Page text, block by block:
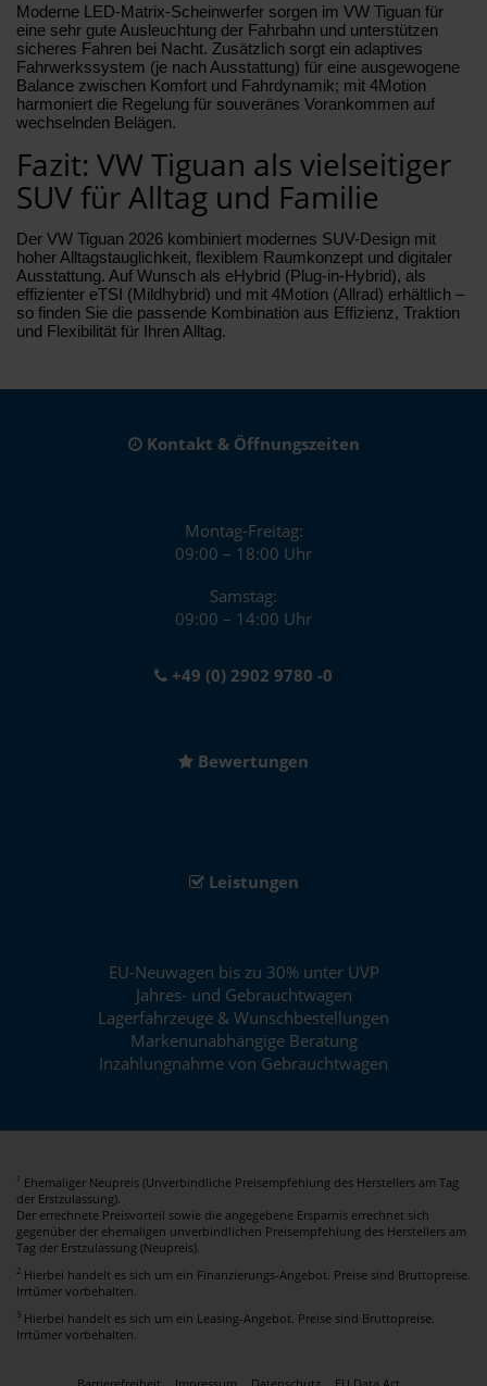
Moderne LED-Matrix-Scheinwerfer sorgen im VW Tiguan für
eine sehr gute Ausleuchtung der Fahrbahn und unterstützen
sicheres Fahren bei Nacht. Zusätzlich sorgt ein adaptives
Fahrwerkssystem (je nach Ausstattung) für eine ausgewogene
Balance zwischen Komfort und Fahrdynamik; mit 4Motion
harmoniert die Regelung für souveränes Vorankommen auf
wechselnden Belägen.
Fazit: VW Tiguan als vielseitiger
SUV für Alltag und Familie
Der VW Tiguan 2026 kombiniert modernes SUV-Design mit
hoher Alltagstauglichkeit, flexiblem Raumkonzept und digitaler
Ausstattung. Auf Wunsch als eHybrid (Plug-in-Hybrid), als
effizienter eTSI (Mildhybrid) und mit 4Motion (Allrad) erhältlich –
so finden Sie die passende Kombination aus Effizienz, Traktion
und Flexibilität für Ihren Alltag.
Kontakt & Öffnungszeiten
Montag-Freitag:
09:00 – 18:00 Uhr
Samstag:
09:00 – 14:00 Uhr
+49 (0) 2902 9780 -0
Bewertungen
Leistungen
EU-Neuwagen bis zu 30% unter UVP
Jahres- und Gebrauchtwagen
Lagerfahrzeuge & Wunschbestellungen
Markenunabhängige Beratung
Inzahlungnahme von Gebrauchtwagen
1
Ehemaliger Neupreis (Unverbindliche Preisempfehlung des Herstellers am Tag
der Erstzulassung).
Der errechnete Preisvorteil sowie die angegebene Ersparnis errechnet sich
gegenüber der ehemaligen unverbindlichen Preisempfehlung des Herstellers am
Tag der Erstzulassung (Neupreis).
2 Hierbei handelt es sich um ein Finanzierungs-Angebot. Preise sind Bruttopreise.
Irrtümer vorbehalten.
3 Hierbei handelt es sich um ein Leasing-Angebot. Preise sind Bruttopreise.
Irrtümer vorbehalten.
Barrierefreiheit Impressum Datenschutz EU Data Act